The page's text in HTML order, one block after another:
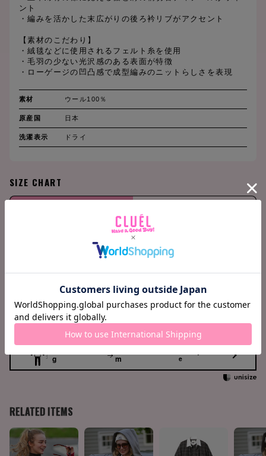
ント
・編みを活かした末広がりの後ろ衿リブがアクセント
【素材のこだわり】
・絨毯などに使用されるフェルト糸を使用
・毛羽の少ない光沢感のある表面が特徴
・ローゲージの凹凸感で成型編みのニットらしさを表現
素材 ウール100％
原産国 日本
洗濯表示 ドライ
SIZE CHART
前着丈
後着丈
62
g m
e